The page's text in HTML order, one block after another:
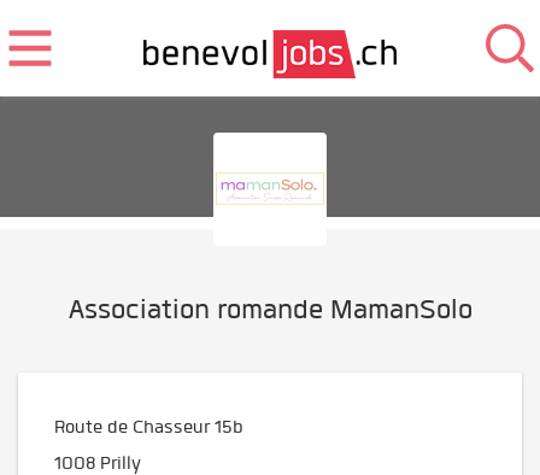
Association romande MamanSolo
Route de Chasseur 15b
1008 Prilly